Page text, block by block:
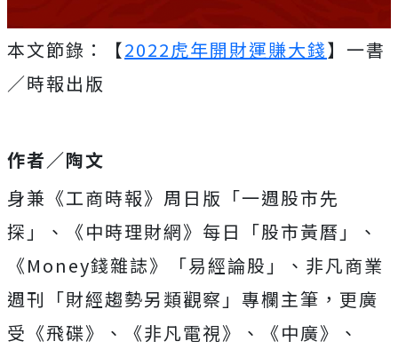
本文節錄：【2022虎年開財運賺大錢】一書
／時報出版
作者／陶文
身兼《工商時報》周日版「一週股市先
探」、《中時理財網》每日「股市黃曆」、
《Money錢雜誌》「易經論股」、非凡商業
週刊「財經趨勢另類觀察」專欄主筆，更廣
受《飛碟》、《非凡電視》、《中廣》、